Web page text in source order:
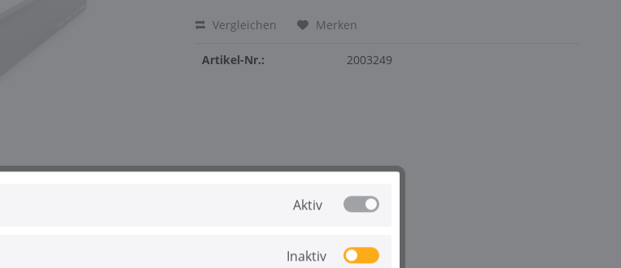
Vergleichen Merken
Artikel-Nr.: 2003249
Aktiv
Inaktiv